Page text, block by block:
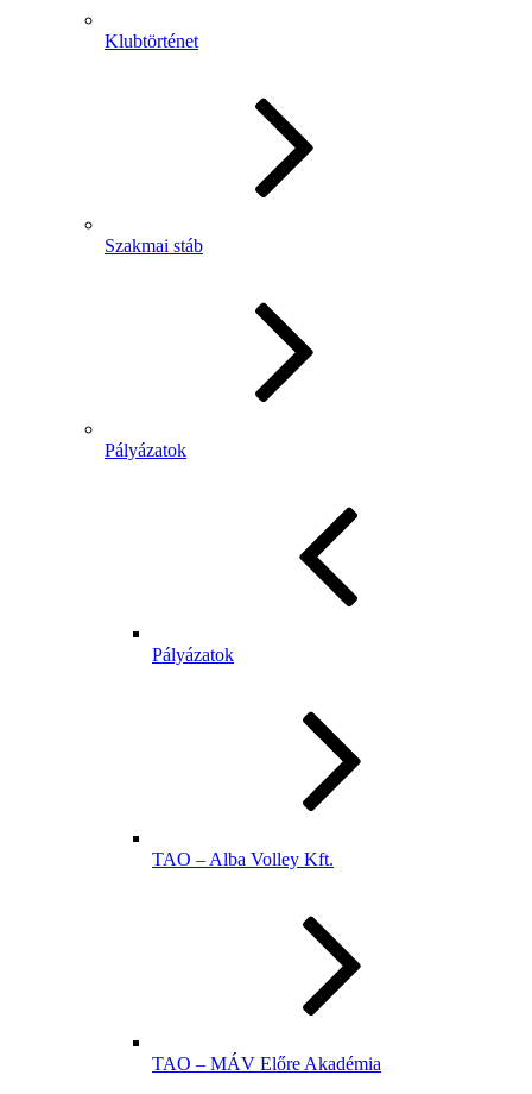
Klubtörténet
Szakmai stáb
Pályázatok
Pályázatok
TAO – Alba Volley Kft.
TAO – MÁV Előre Akadémia